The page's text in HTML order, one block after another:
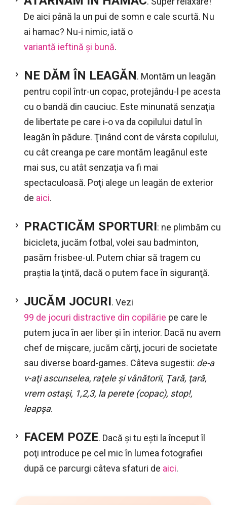
De aici până la un pui de somn e cale scurtă. Nu
ai hamac? Nu-i nimic, iată o
variantă ieftină şi bună.
NE DĂM ÎN LEAGĂN. Montăm un leagăn
pentru copil într-un copac, protejându-l pe acesta
cu o bandă din cauciuc. Este minunată senzaţia
de libertate pe care i-o va da copilului datul în
leagăn în pădure. Ţinând cont de vârsta copilului,
cu cât creanga pe care montăm leagănul este
mai sus, cu atât senzaţia va fi mai
spectaculoasă. Poţi alege un leagăn de exterior
de aici.
PRACTICĂM SPORTURI: ne plimbăm cu
bicicleta, jucăm fotbal, volei sau badminton,
pasăm frisbee-ul. Putem chiar să tragem cu
praştia la ţintă, dacă o putem face în siguranţă.
JUCĂM JOCURI. Vezi
99 de jocuri distractive din copilărie pe care le
putem juca în aer liber şi în interior. Dacă nu avem
chef de mişcare, jucăm cărţi, jocuri de societate
sau diverse board-games. Câteva sugestii: de-a
v-aţi ascunselea, raţele şi vânătorii, Ţară, ţară,
vrem ostaşi, 1,2,3, la perete (copac), stop!,
leapşa.
FACEM POZE. Dacă şi tu eşti la început îl
poţi introduce pe cel mic în lumea fotografiei
după ce parcurgi câteva sfaturi de aici.